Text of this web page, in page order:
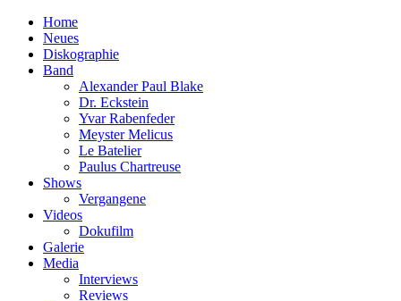
Home
Neues
Diskographie
Band
Alexander Paul Blake
Dr. Eckstein
Yvar Rabenfeder
Meyster Melicus
Le Batelier
Paulus Chartreuse
Shows
Vergangene
Videos
Dokufilm
Galerie
Media
Interviews
Reviews